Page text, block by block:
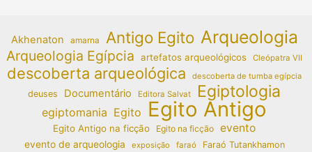
Akhenaton amarna Antigo Egito Arqueologia
Arqueologia Egípcia artefatos arqueológicos Cleópatra VII
descoberta arqueológica descoberta de tumba egípcia
deuses Documentário Editora Salvat Egiptologia
egiptomania Egito Egito Antigo
Egito Antigo na ficção Egito na ficção evento
evento de arqueologia exposição faraó Faraó Tutankhamon